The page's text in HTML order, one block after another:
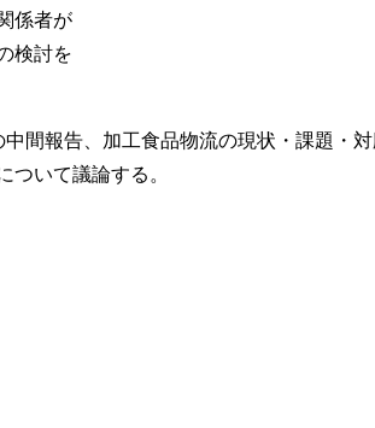
係者が
検討を
間報告、加工食品物流の現状・課題・
いて議論する。